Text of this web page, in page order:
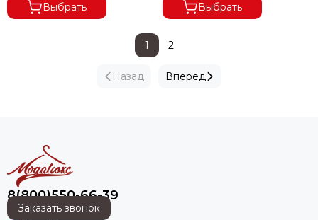
Выбрать
Выбрать
Назад
1 2
Вперед
8(800)550-66-39
Заказать звонок